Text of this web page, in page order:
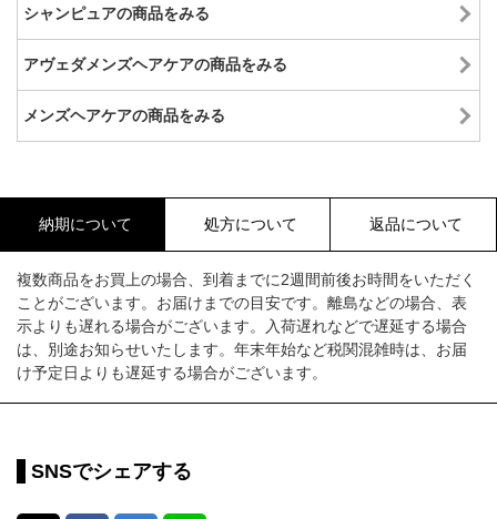
シャンピュアの商品をみる
アヴェダメンズヘアケアの商品をみる
メンズヘアケアの商品をみる
納期について 処方について 返品について
複数商品をお買上の場合、到着までに2週間前後お時間をいただく
ことがございます。お届けまでの目安です。離島などの場合、表
示よりも遅れる場合がございます。入荷遅れなどで遅延する場合
は、別途お知らせいたします。年末年始など税関混雑時は、お届
け予定日よりも遅延する場合がございます。
SNSでシェアする